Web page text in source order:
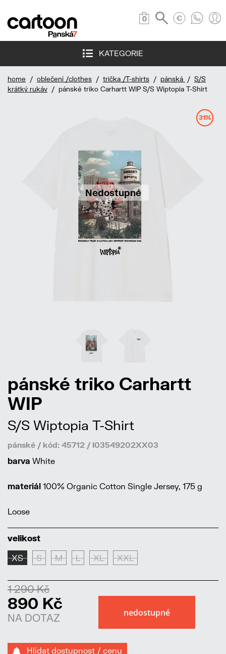
0
KATEGORIE
home / oblečení /clothes / trička /T-shirts / pánská / S/S
krátký rukáv / pánské triko Carhartt WIP S/S Wiptopia T-Shirt
Nedostupné
31%
pánské triko Carhartt
WIP
S/S Wiptopia T-Shirt
pánské / kód: 45712 / I03549202XX03
barva White
materiál 100% Organic Cotton Single Jersey, 175 g
Loose
velikost
XS S M L XL XXL
1 290 Kč
890 Kč
NA DOTAZ
Hlídat dostupnost / cenu